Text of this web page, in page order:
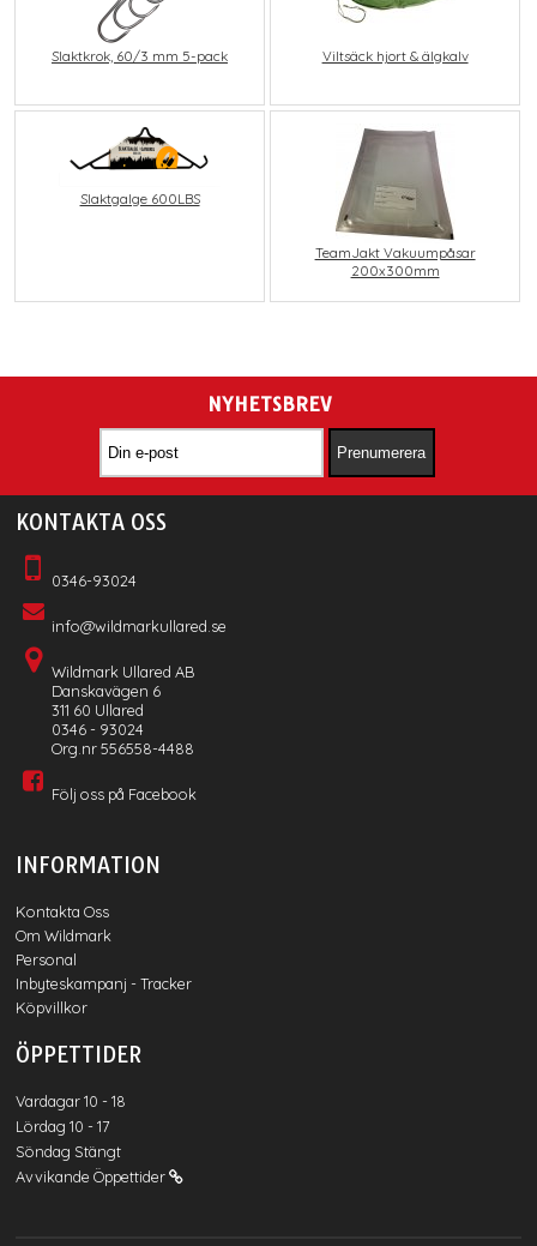
Slaktkrok, 60/3 mm 5-pack Viltsäck hjort & älgkalv
Slaktgalge 600LBS
TeamJakt Vakuumpåsar
200x300mm
NYHETSBREV
KONTAKTA OSS
0346-93024
info@wildmarkullared.se
Wildmark Ullared AB
Danskavägen 6
311 60 Ullared
0346 - 93024
Org.nr 556558-4488
Följ oss på Facebook
INFORMATION
Kontakta Oss
Om Wildmark
Personal
Inbyteskampanj - Tracker
Köpvillkor
ÖPPETTIDER
Vardagar 10 - 18
Lördag 10 - 17
Söndag Stängt
Avvikande Öppettider